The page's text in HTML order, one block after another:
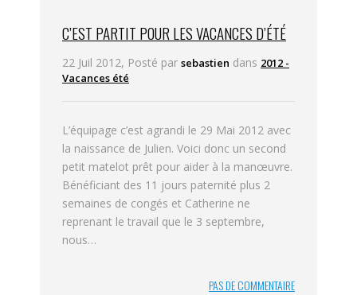
C’EST PARTIT POUR LES VACANCES D’ÉTÉ
22 Juil 2012, Posté par sebastien dans 2012 -
Vacances été
L’équipage c’est agrandi le 29 Mai 2012 avec
la naissance de Julien. Voici donc un second
petit matelot prêt pour aider à la manœuvre.
Bénéficiant des 11 jours paternité plus 2
semaines de congés et Catherine ne
reprenant le travail que le 3 septembre,
nous…
PAS DE COMMENTAIRE